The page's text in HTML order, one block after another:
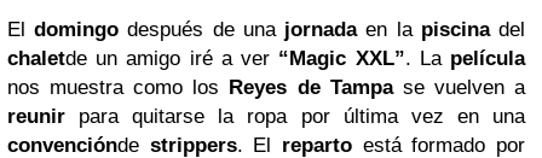
Eldomingo después de una jornadaen la piscinadel
chaletde un amigo iré a ver “Magic XXL”. La película
nos muestra como los Reyes de Tampase vuelven a
reunir para quitarse la ropa por última vez en una
convenciónde strippers. El reparto está formado por